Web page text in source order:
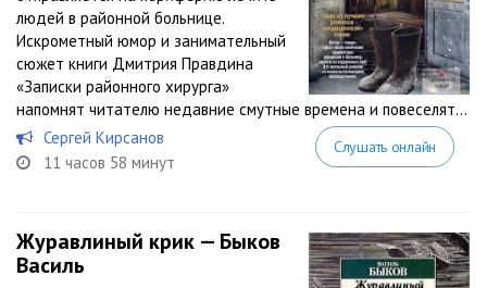
людей в районной больнице.
Искрометный юмор и занимательный
сюжет книги Дмитрия Правдина
«Записки районного хирурга»
напомнят читателю недавние смутные времена и повеселят...
Сергей Кирсанов
11 часов 58 минут
Слушать онлайн
Журавлиный крик — Быков
Василь